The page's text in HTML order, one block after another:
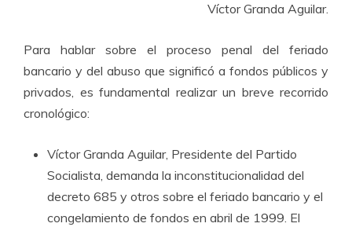
Víctor Granda Aguilar.
Para hablar sobre el proceso penal del feriado
bancario y del abuso que significó a fondos públicos y
privados, es fundamental realizar un breve recorrido
cronológico:
Víctor Granda Aguilar, Presidente del Partido
Socialista, demanda la inconstitucionalidad del
decreto 685 y otros sobre el feriado bancario y el
congelamiento de fondos en abril de 1999. El